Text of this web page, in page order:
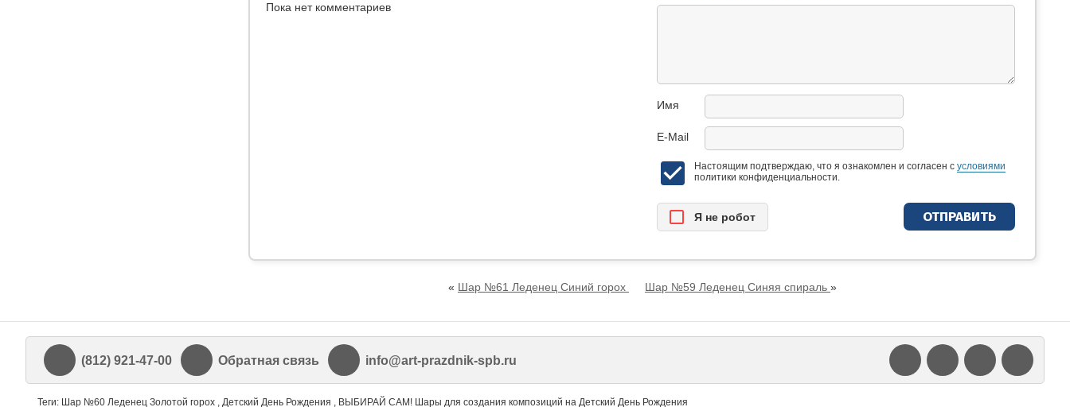
Пока нет комментариев
Имя
E-Mail
Настоящим подтверждаю, что я ознакомлен и согласен с условиями
политики конфиденциальности.
Я нe рoбoт
« Шар №61 Леденец Синий горох Шар №59 Леденец Синяя спираль »
(812) 921-47-00 Обратная связь info@art-prazdnik-spb.ru
Теги: Шар №60 Леденец Золотой горох , Детский День Рождения , ВЫБИРАЙ САМ! Шары для создания композиций на Детский День Рождения